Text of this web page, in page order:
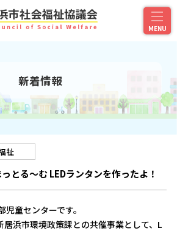
新着情報
祉
とる～む LEDランタンを作ったよ！
童センターです。
居浜市環境政策課との共催事業として、L